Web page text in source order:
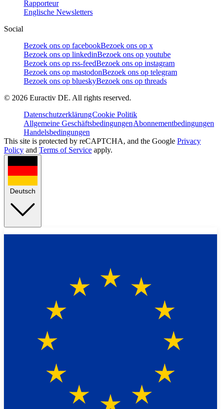
Rapporteur
Englische Newsletters
Social
Bezoek ons op facebookBezoek ons op x
Bezoek ons op linkedinBezoek ons op youtube
Bezoek ons op rss-feedBezoek ons op instagram
Bezoek ons op mastodonBezoek ons op telegram
Bezoek ons op blueskyBezoek ons op threads
© 2026 Euractiv DE. All rights reserved.
DatenschutzerklärungCookie Politik
Allgemeine GeschäftsbedingungenAbonnementbedingungen
Handelsbedingungen
This site is protected by reCAPTCHA, and the Google Privacy
Policy and Terms of Service apply.
Deutsch